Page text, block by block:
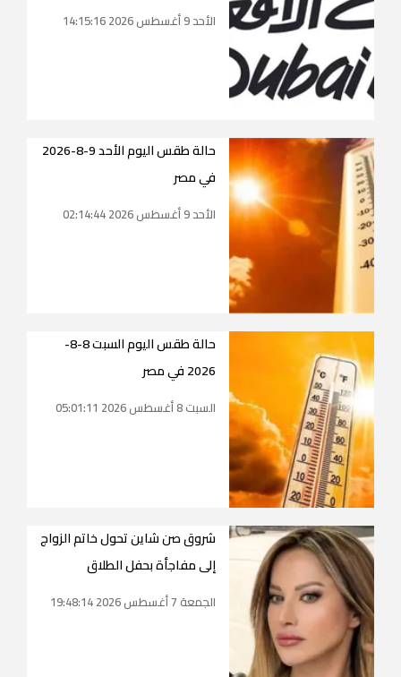
الأحد 9 أغسطس 2026 14:15:16
حالة طقس اليوم الأحد 9-8-2026
في مصر
الأحد 9 أغسطس 2026 02:14:44
حالة طقس اليوم السبت 8-8-
2026 في مصر
السبت 8 أغسطس 2026 05:01:11
شروق صن شاين تحول خاتم الزواج
إلى مفاجأة بحفل الطلاق
الجمعة 7 أغسطس 2026 19:48:14